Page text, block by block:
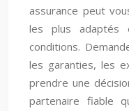
assurance peut
les plus adaptés
conditions.
les garanties, les
prendre une
partenaire fiable